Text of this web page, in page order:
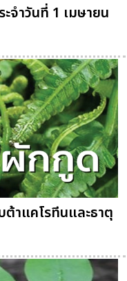
จำวันที่ 1 เมษายน
าแคโรทีนและธาตุ